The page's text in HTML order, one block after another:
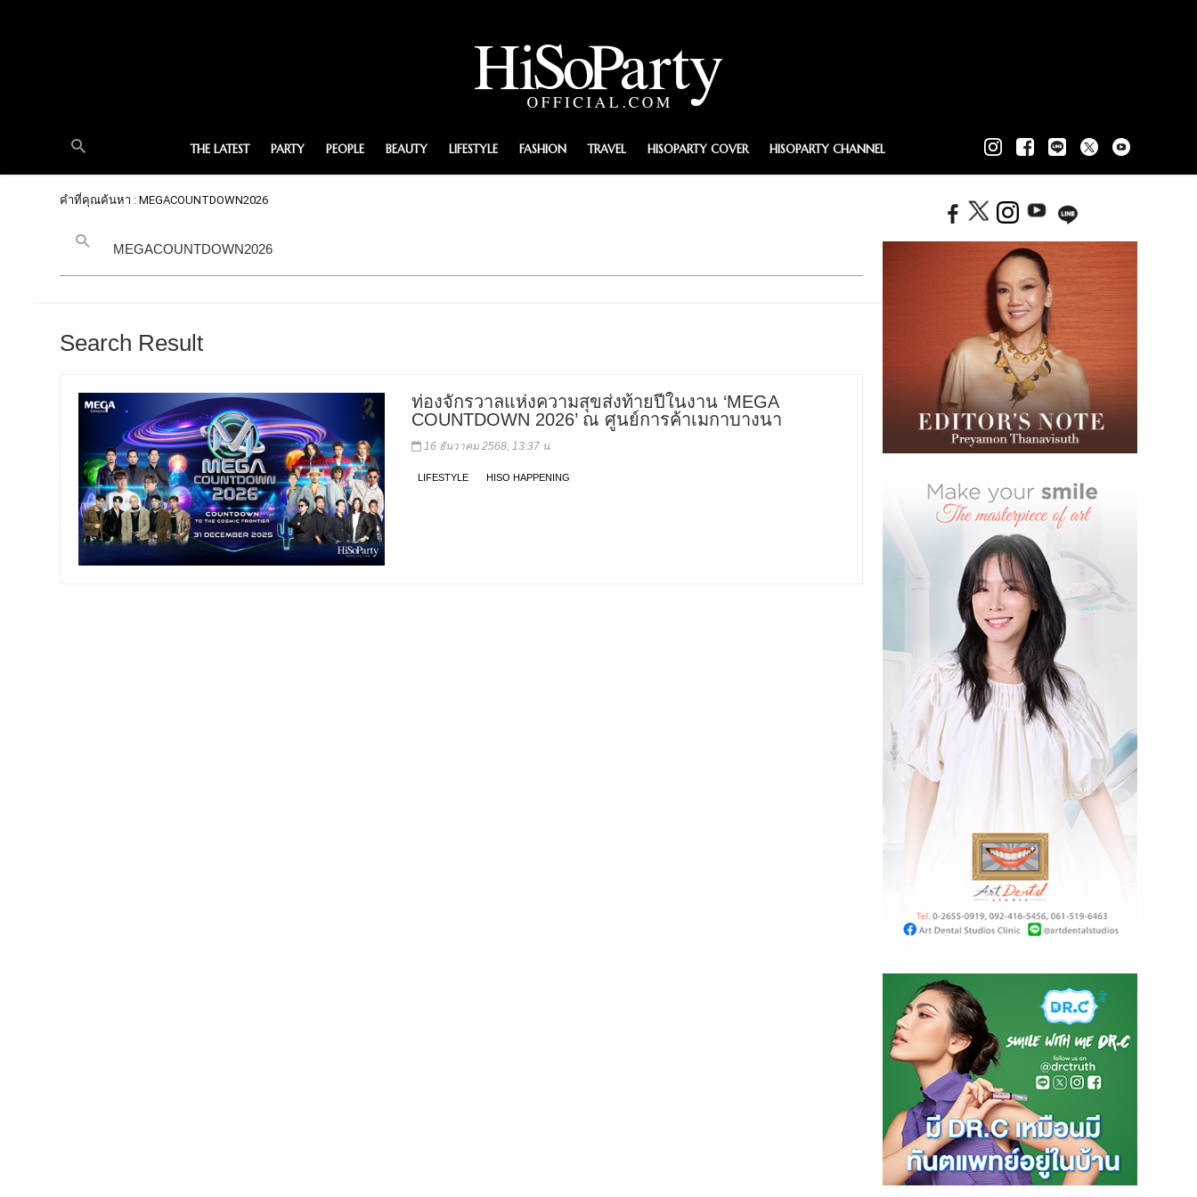
THE LATEST PARTY PEOPLE BEAUTY LIFESTYLE FASHION TRAVEL HISOPARTY COVER HISOPARTY CHANNEL
คำที่คุณค้นหา : MEGACOUNTDOWN2026
Search Result
ท่องจักรวาลแห่งความสุขส่งท้ายปีในงาน ‘MEGA
COUNTDOWN 2026’ ณ ศูนย์การค้าเมกาบางนา
16 ธันวาคม 2568, 13:37 น.
LIFESTYLE HISO HAPPENING